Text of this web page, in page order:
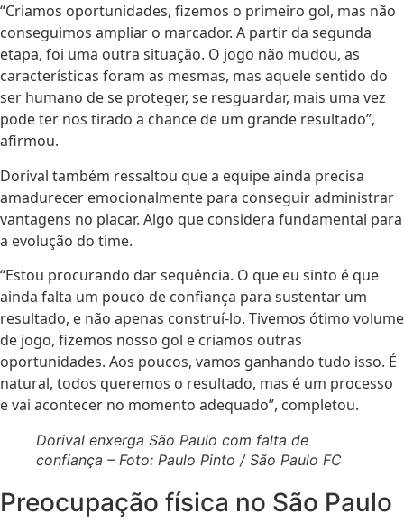
“Criamos oportunidades, fizemos o primeiro gol, mas não
conseguimos ampliar o marcador. A partir da segunda
etapa, foi uma outra situação. O jogo não mudou, as
características foram as mesmas, mas aquele sentido do
ser humano de se proteger, se resguardar, mais uma vez
pode ter nos tirado a chance de um grande resultado”,
afirmou.
Dorival também ressaltou que a equipe ainda precisa
amadurecer emocionalmente para conseguir administrar
vantagens no placar. Algo que considera fundamental para
a evolução do time.
“Estou procurando dar sequência. O que eu sinto é que
ainda falta um pouco de confiança para sustentar um
resultado, e não apenas construí-lo. Tivemos ótimo volume
de jogo, fizemos nosso gol e criamos outras
oportunidades. Aos poucos, vamos ganhando tudo isso. É
natural, todos queremos o resultado, mas é um processo
e vai acontecer no momento adequado”, completou.
Dorival enxerga São Paulo com falta de
confiança – Foto: Paulo Pinto / São Paulo FC
Preocupação física no São Paulo